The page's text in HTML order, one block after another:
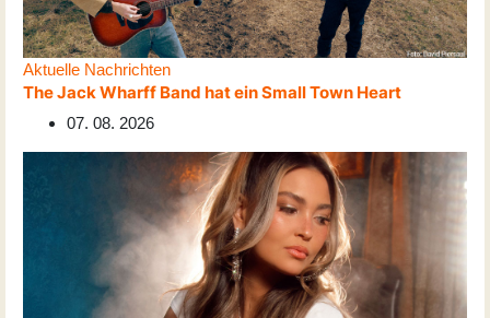
Aktuelle Nachrichten
The Jack Wharff Band hat ein Small Town Heart
07. 08. 2026